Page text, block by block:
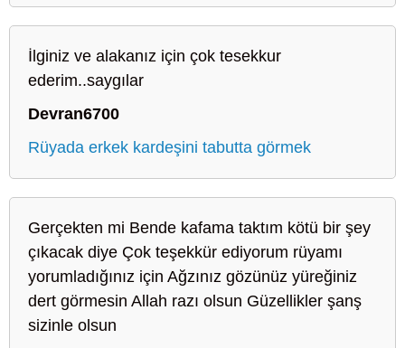
İlginiz ve alakanız için çok tesekkur
ederim..saygılar
Devran6700
Rüyada erkek kardeşini tabutta görmek
Gerçekten mi Bende kafama taktım kötü bir şey
çıkacak diye Çok teşekkür ediyorum rüyamı
yorumladığınız için Ağzınız gözünüz yüreğiniz
dert görmesin Allah razı olsun Güzellikler şanş
sizinle olsun